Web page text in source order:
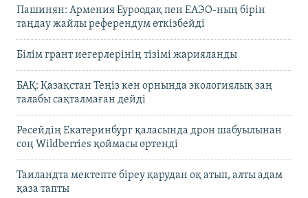
Пашинян: Армения Еуроодақ пен ЕАЭО-ның бірін
таңдау жайлы референдум өткізбейді
Білім грант иегерлерінің тізімі жарияланды
БАҚ: Қазақстан Теңіз кен орнында экологиялық заң
талабы сақталмаған дейді
Ресейдің Екатеринбург қаласында дрон шабуылынан
соң Wildberries қоймасы өртенді
Таиландта мектепте біреу қарудан оқ атып, алты адам
қаза тапты